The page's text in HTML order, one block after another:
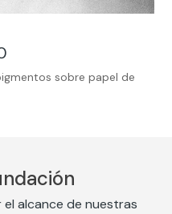
sobre papel de
alcance de nuestras